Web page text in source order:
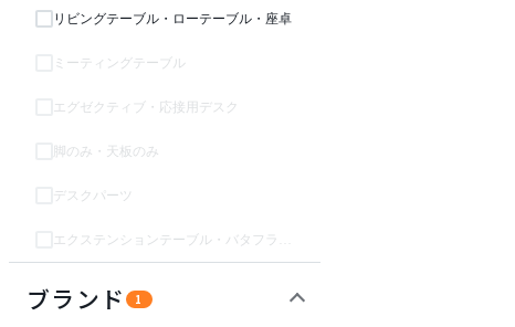
リビングテーブル・ローテーブル・座卓
ミーティングテーブル
エグゼクティブ・応接用デスク
脚のみ・天板のみ
デスクパーツ
ブランド 1